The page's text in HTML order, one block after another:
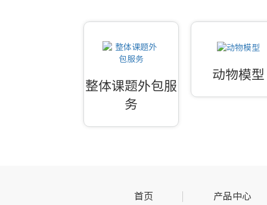
整体课题外包服
务
动物模型
首页 产品中心